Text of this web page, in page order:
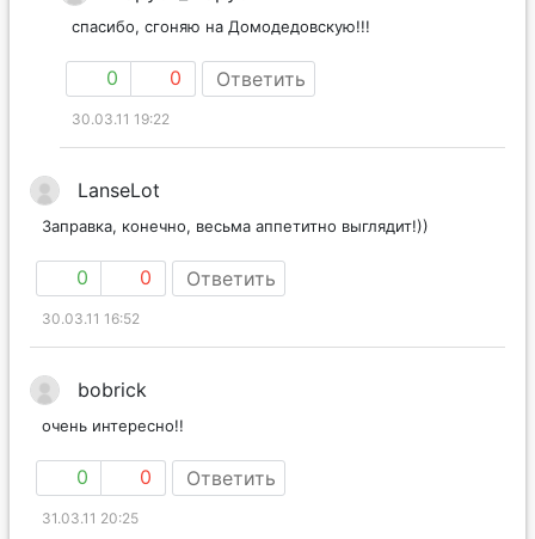
спасибо, сгоняю на Домодедовскую!!!
0 0 Ответить
30.03.11 19:22
LanseLot
Заправка, конечно, весьма аппетитно выглядит!))
0 0 Ответить
30.03.11 16:52
bobrick
очень интересно!!
0 0 Ответить
31.03.11 20:25